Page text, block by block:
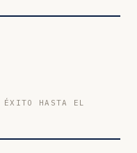
ÉXITO HASTA EL